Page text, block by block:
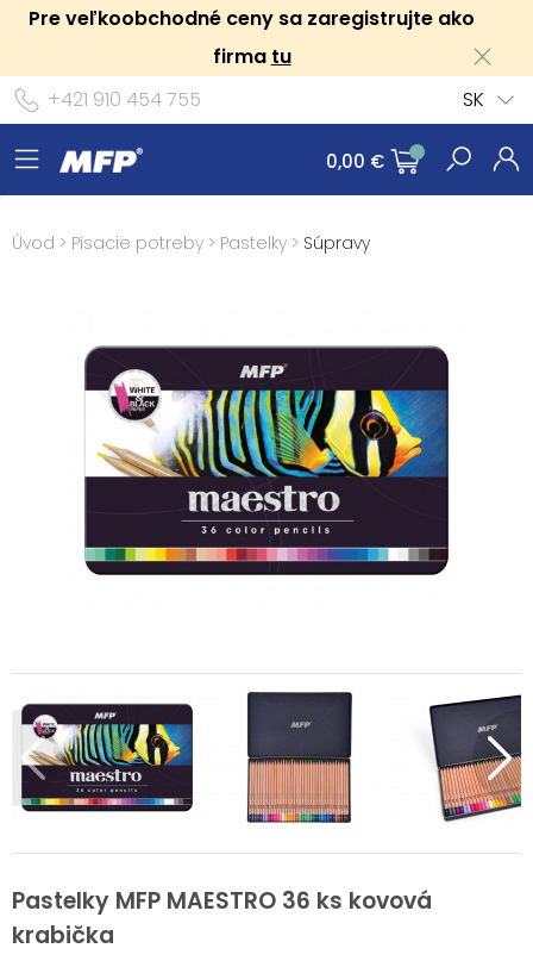
Pre veľkoobchodné ceny sa zaregistrujte ako
firma tu
+421 910 454 755
SK
0,00 €
Úvod > Písacie potreby > Pastelky > Súpravy
Pastelky MFP MAESTRO 36 ks kovová
krabička